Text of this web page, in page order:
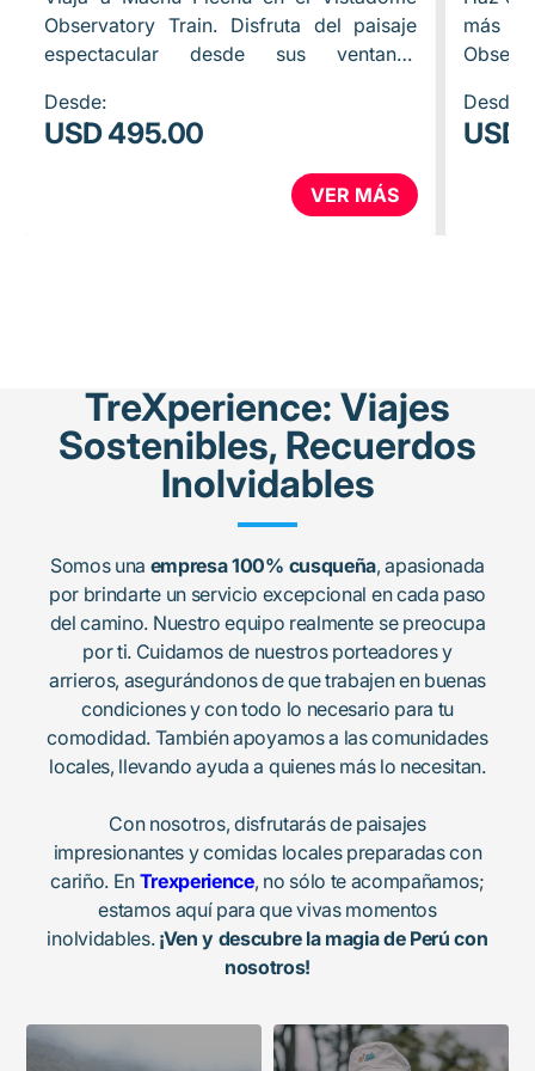
Observatory Train. Disfruta del paisaje
espectacular desde sus ventanas
en el vagón bar. Al llegar,…
Desde:
USD 495.00
VER MÁS
más
coche
Desde:
USD
TreXperience: Viajes
Sostenibles, Recuerdos
Inolvidables
Somos una empresa 100% cusqueña, apasionada
por brindarte un servicio excepcional en cada paso
del camino. Nuestro equipo realmente se preocupa
por ti. Cuidamos de nuestros porteadores y
arrieros, asegurándonos de que trabajen en buenas
condiciones y con todo lo necesario para tu
comodidad. También apoyamos a las comunidades
locales, llevando ayuda a quienes más lo necesitan.
Con nosotros, disfrutarás de paisajes
impresionantes y comidas locales preparadas con
cariño. En Trexperience, no sólo te acompañamos;
estamos aquí para que vivas momentos
inolvidables. ¡Ven y descubre la magia de Perú con
nosotros!